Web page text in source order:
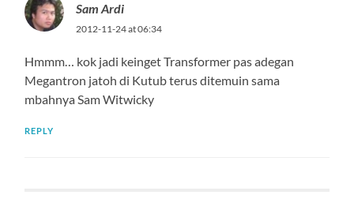
Sam Ardi
2012-11-24 at 06:34
Hmmm… kok jadi keinget Transformer pas adegan
Megantron jatoh di Kutub terus ditemuin sama
mbahnya Sam Witwicky
REPLY